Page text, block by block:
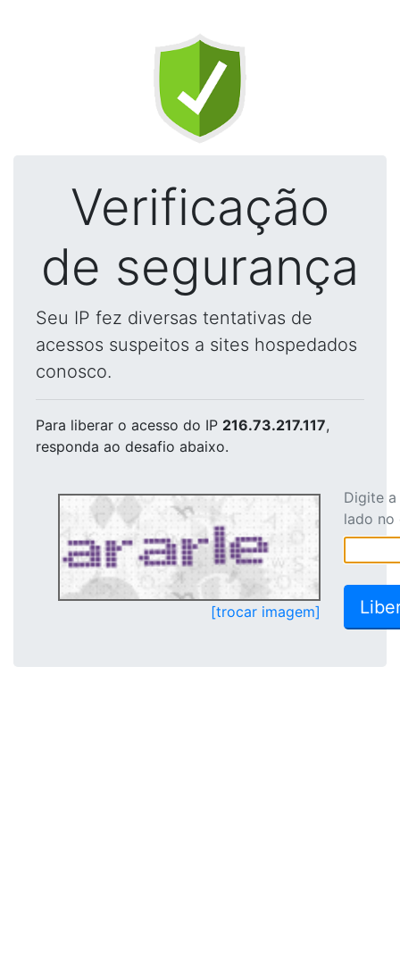
Verificação
de segurança
Seu IP fez diversas tentativas de
acessos suspeitos a sites hospedados
conosco.
Para liberar o acesso do IP 216.73.217.117,
responda ao desafio abaixo.
[trocar imagem]
Digite
lado no